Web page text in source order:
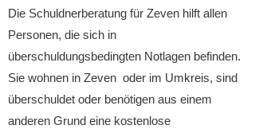
Die Schuldnerberatung für Zeven hilft allen
Personen, die sich in
überschuldungsbedingten Notlagen befinden.​
Sie wohnen in Zeven oder im Umkreis, sind
überschuldet oder benötigen aus einem
anderen Grund eine kostenlose